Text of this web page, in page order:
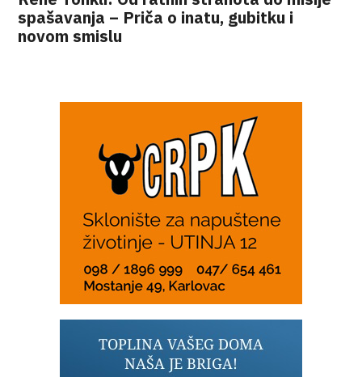
spašavanja – Priča o inatu, gubitku i
novom smislu